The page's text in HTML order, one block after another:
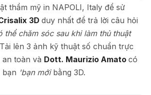
thẩm mỹ in NAPOLI, Italy để sử
3D duy nhất để trả lời câu hỏi
thể chăm sóc sau khi làm thủ thuật
lên 3 ảnh kỹ thuật số chuẩn trực
toàn và Dott. Maurizio Amato có
bạn 'bạn mới bằng 3D.